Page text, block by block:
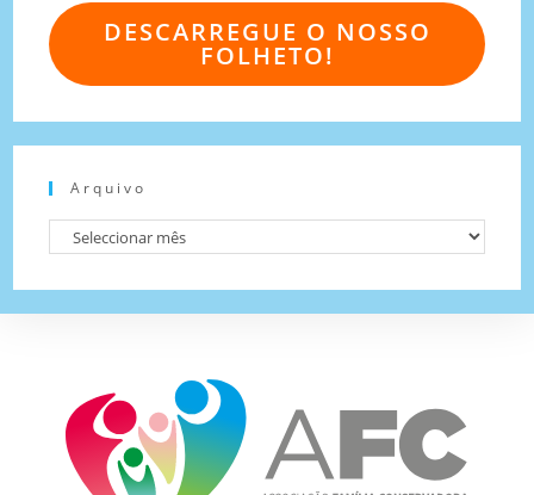
DESCARREGUE O NOSSO
FOLHETO!
Arquivo